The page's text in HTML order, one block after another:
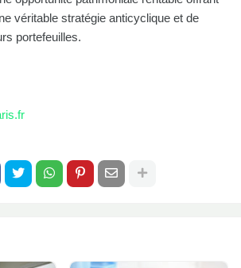
véritable stratégie anticyclique et de
portefeuilles.